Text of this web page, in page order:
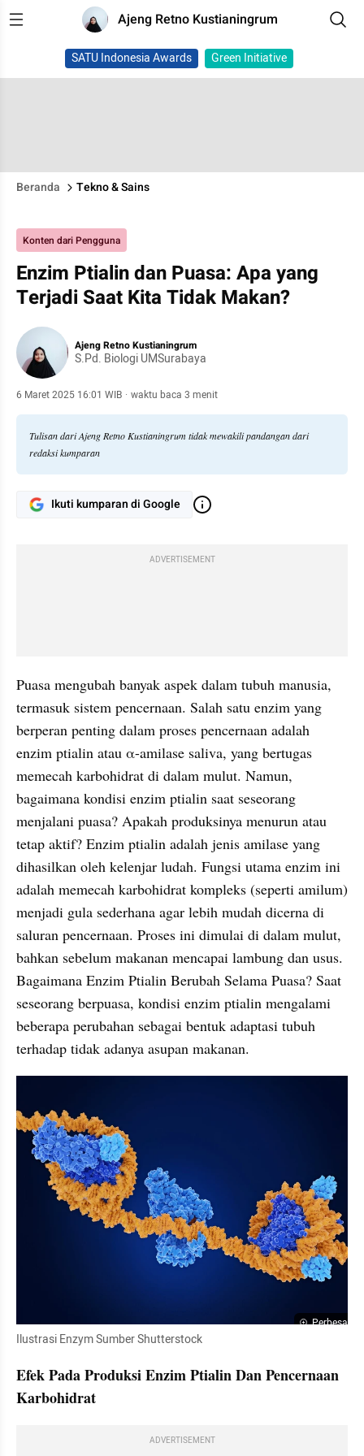
Ajeng Retno Kustianingrum
SATU Indonesia Awards Green Initiative
Beranda Tekno & Sains
Konten dari Pengguna
Enzim Ptialin dan Puasa: Apa yang
Terjadi Saat Kita Tidak Makan?
Ajeng Retno Kustianingrum
S.Pd. Biologi UMSurabaya
6 Maret 2025 16:01 WIB · waktu baca 3 menit
Tulisan dari Ajeng Retno Kustianingrum tidak mewakili pandangan dari
redaksi kumparan
Ikuti kumparan di Google
ADVERTISEMENT
Puasa mengubah banyak aspek dalam tubuh manusia,
termasuk sistem pencernaan. Salah satu enzim yang
berperan penting dalam proses pencernaan adalah
enzim ptialin atau α-amilase saliva, yang bertugas
memecah karbohidrat di dalam mulut. Namun,
bagaimana kondisi enzim ptialin saat seseorang
menjalani puasa? Apakah produksinya menurun atau
tetap aktif? Enzim ptialin adalah jenis amilase yang
dihasilkan oleh kelenjar ludah. Fungsi utama enzim ini
adalah memecah karbohidrat kompleks (seperti amilum)
menjadi gula sederhana agar lebih mudah dicerna di
saluran pencernaan. Proses ini dimulai di dalam mulut,
bahkan sebelum makanan mencapai lambung dan usus.
Bagaimana Enzim Ptialin Berubah Selama Puasa? Saat
seseorang berpuasa, kondisi enzim ptialin mengalami
beberapa perubahan sebagai bentuk adaptasi tubuh
terhadap tidak adanya asupan makanan.
Perbesar
Ilustrasi Enzym Sumber Shutterstock
Efek Pada Produksi Enzim Ptialin Dan Pencernaan
Karbohidrat
ADVERTISEMENT